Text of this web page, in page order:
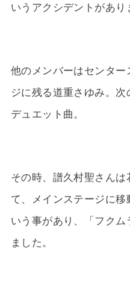
いうアクシデントがあり
他のメンバーはセンタ
ジに残る道重さゆみ。
デュエット曲。
その時、譜久村聖さん
て、メインステージに
いう事があり、「フクム
ました。